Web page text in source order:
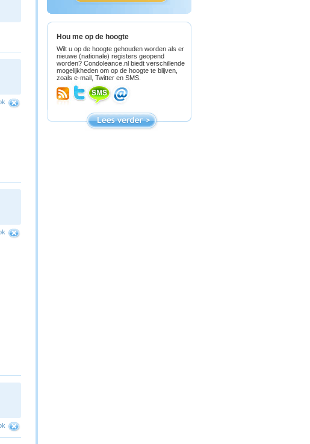
Hou me op de hoogte
Wilt u op de hoogte gehouden worden als er
nieuwe (nationale) registers geopend
worden? Condoleance.nl biedt verschillende
mogelijkheden om op de hoogte te blijven,
zoals e-mail, Twitter en SMS.